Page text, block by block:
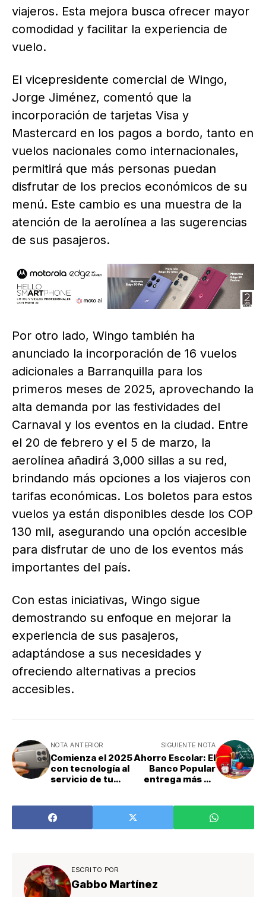
viajeros. Esta mejora busca ofrecer mayor
comodidad y facilitar la experiencia de
vuelo.
El vicepresidente comercial de Wingo,
Jorge Jiménez, comentó que la
incorporación de tarjetas Visa y
Mastercard en los pagos a bordo, tanto en
vuelos nacionales como internacionales,
permitirá que más personas puedan
disfrutar de los precios económicos de su
menú. Este cambio es una muestra de la
atención de la aerolínea a las sugerencias
de sus pasajeros.
Por otro lado, Wingo también ha
anunciado la incorporación de 16 vuelos
adicionales a Barranquilla para los
primeros meses de 2025, aprovechando la
alta demanda por las festividades del
Carnaval y los eventos en la ciudad. Entre
el 20 de febrero y el 5 de marzo, la
aerolínea añadirá 3,000 sillas a su red,
brindando más opciones a los viajeros con
tarifas económicas. Los boletos para estos
vuelos ya están disponibles desde los COP
130 mil, asegurando una opción accesible
para disfrutar de uno de los eventos más
importantes del país.
Con estas iniciativas, Wingo sigue
demostrando su enfoque en mejorar la
experiencia de sus pasajeros,
adaptándose a sus necesidades y
ofreciendo alternativas a precios
accesibles.
NOTA ANTERIOR
Comienza el 2025
con tecnología al
servicio de tu
SIGUIENTE NOTA
Ahorro Escolar: El
Banco Popular
entrega más de
ESCRITO POR
Gabbo Martínez